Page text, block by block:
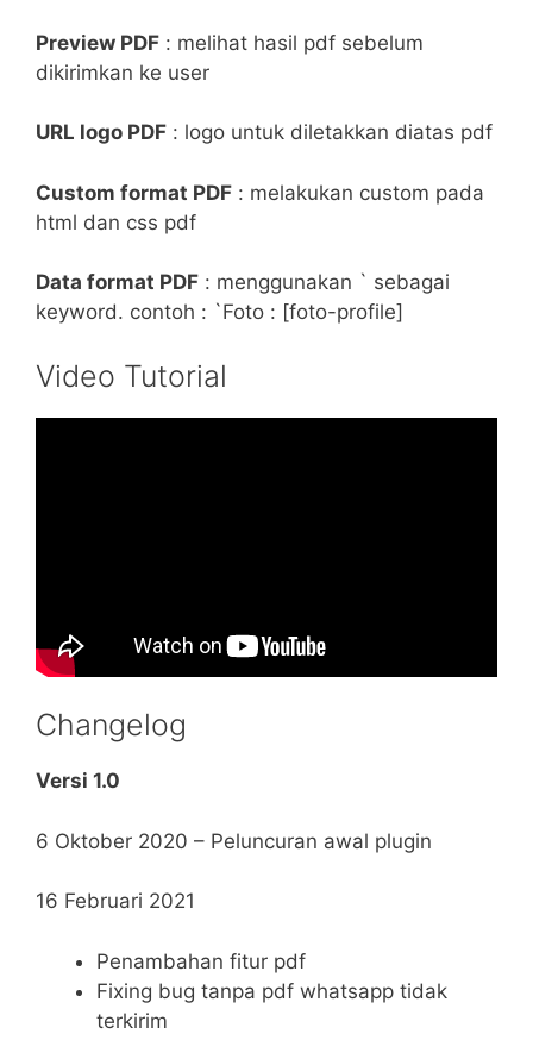
Preview PDF : melihat hasil pdf sebelum
dikirimkan ke user
URL logo PDF : logo untuk diletakkan diatas pdf
Custom format PDF : melakukan custom pada
html dan css pdf
Data format PDF : menggunakan ` sebagai
keyword. contoh : `Foto : [foto-profile]
Video Tutorial
Changelog
Versi 1.0
6 Oktober 2020 – Peluncuran awal plugin
16 Februari 2021
Penambahan fitur pdf
Fixing bug tanpa pdf whatsapp tidak
terkirim